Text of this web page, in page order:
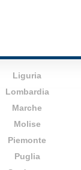
Liguria
Lombardia
Marche
Molise
Piemonte
Puglia